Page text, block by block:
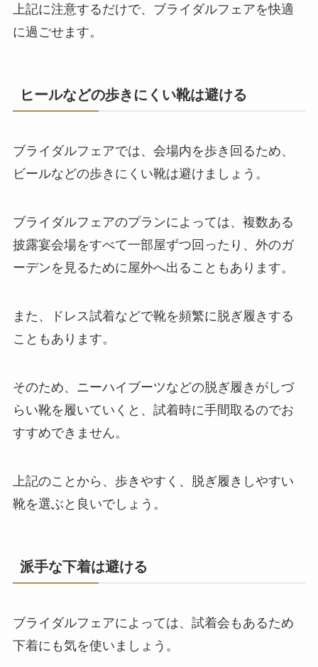
上記に注意するだけで、ブライダルフェアを快適
に過ごせます。
ヒールなどの歩きにくい靴は避ける
ブライダルフェアでは、会場内を歩き回るため、
ビールなどの歩きにくい靴は避けましょう。
ブライダルフェアのプランによっては、複数ある
披露宴会場をすべて一部屋ずつ回ったり、外のガ
ーデンを見るために屋外へ出ることもあります。
また、ドレス試着などで靴を頻繁に脱ぎ履きする
こともあります。
そのため、ニーハイブーツなどの脱ぎ履きがしづ
らい靴を履いていくと、試着時に手間取るのでお
すすめできません。
上記のことから、歩きやすく、脱ぎ履きしやすい
靴を選ぶと良いでしょう。
派手な下着は避ける
ブライダルフェアによっては、試着会もあるため
下着にも気を使いましょう。